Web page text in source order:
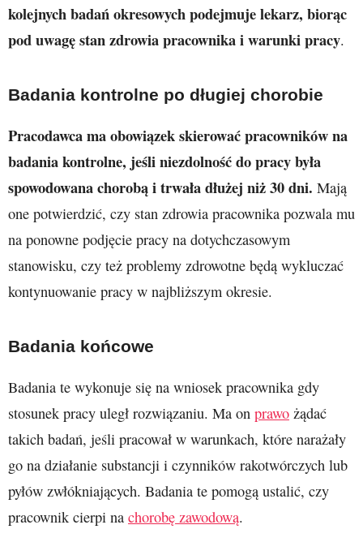
kolejnych badań okresowych podejmuje lekarz, biorąc
pod uwagę stan zdrowia pracownika i warunki pracy.
Badania kontrolne po długiej chorobie
Pracodawca ma obowiązek skierować pracowników na
badania kontrolne, jeśli niezdolność do pracy była
spowodowana chorobą i trwała dłużej niż 30 dni. Mają
one potwierdzić, czy stan zdrowia pracownika pozwala mu
na ponowne podjęcie pracy na dotychczasowym
stanowisku, czy też problemy zdrowotne będą wykluczać
kontynuowanie pracy w najbliższym okresie.
Badania końcowe
Badania te wykonuje się na wniosek pracownika gdy
stosunek pracy uległ rozwiązaniu. Ma on prawo żądać
takich badań, jeśli pracował w warunkach, które narażały
go na działanie substancji i czynników rakotwórczych lub
pyłów zwłókniających. Badania te pomogą ustalić, czy
pracownik cierpi na chorobę zawodową.